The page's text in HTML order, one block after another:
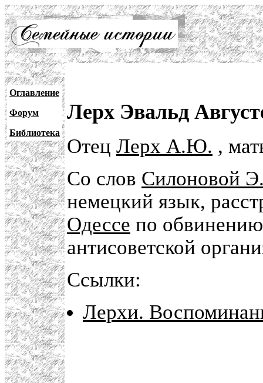
Оглавление
Форум
Библиотека
Лерх Эвальд
Отец Лерх А.Ю. ,
Со слов Силоновой
немецкий язык,
Одессе по
антисоветской
Ссылки:
Лерхи.